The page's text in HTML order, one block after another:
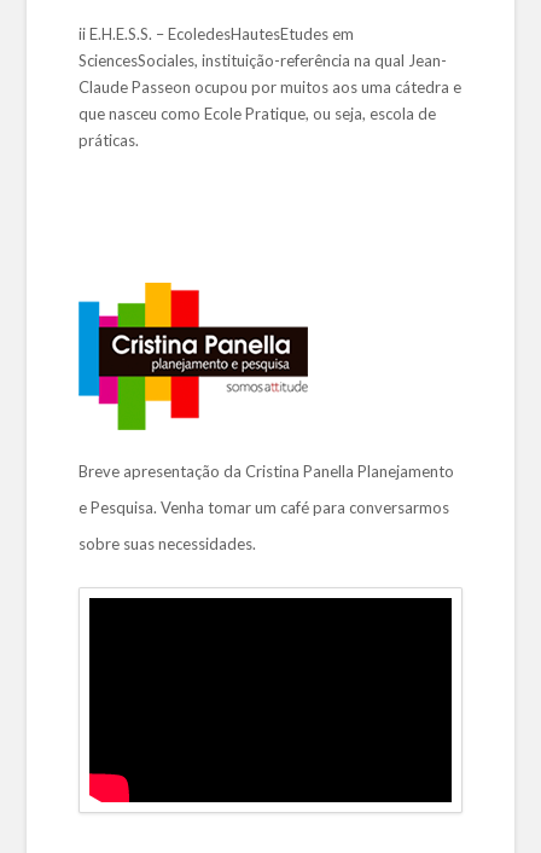
ii E.H.E.S.S. – EcoledesHautesEtudes em
SciencesSociales, instituição-referência na qual Jean-
Claude Passeon ocupou por muitos aos uma cátedra e
que nasceu como Ecole Pratique, ou seja, escola de
práticas.
Breve apresentação da Cristina Panella Planejamento
e Pesquisa. Venha tomar um café para conversarmos
sobre suas necessidades.